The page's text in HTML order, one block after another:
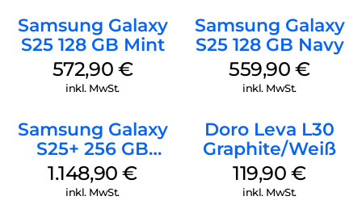
Samsung Galaxy
S25 128 GB Mint
572,90 €
inkl. MwSt.
Samsung Galaxy
S25 128 GB Navy
559,90€
inkl. MwSt.
Samsung Galaxy
S25+ 256 GB
Icyblue
1.148,90€
inkl. MwSt.
Doro Leva L30
Graphite/Weiß
119,90€
inkl. MwSt.